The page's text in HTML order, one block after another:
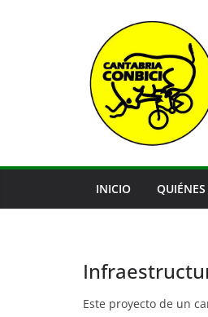
INICIO
Este proyecto de un